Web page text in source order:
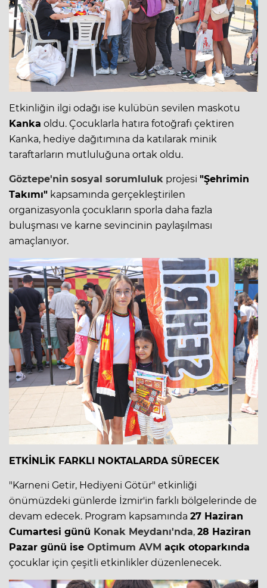
Etkinliğin ilgi odağı ise kulübün sevilen maskotu
Kanka oldu. Çocuklarla hatıra fotoğrafı çektiren
Kanka, hediye dağıtımına da katılarak minik
taraftarların mutluluğuna ortak oldu.
Göztepe'nin sosyal sorumluluk projesi "Şehrimin
Takımı" kapsamında gerçekleştirilen
organizasyonla çocukların sporla daha fazla
buluşması ve karne sevincinin paylaşılması
amaçlanıyor.
ETKİNLİK FARKLI NOKTALARDA SÜRECEK
"Karneni Getir, Hediyeni Götür" etkinliği
önümüzdeki günlerde İzmir'in farklı bölgelerinde de
devam edecek. Program kapsamında 27 Haziran
Cumartesi günü Konak Meydanı'nda, 28 Haziran
Pazar günü ise Optimum AVM açık otoparkında
çocuklar için çeşitli etkinlikler düzenlenecek.